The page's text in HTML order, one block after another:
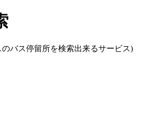
バス停留所を検索出来るサービス)